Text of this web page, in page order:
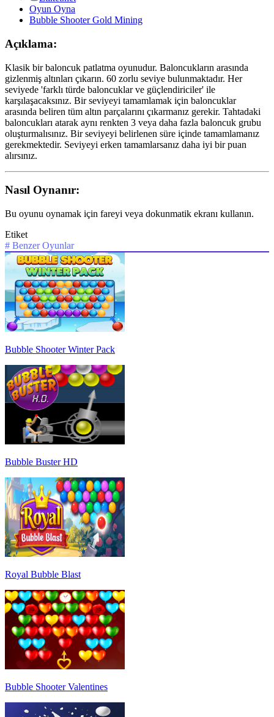
Oyun Oyna
Bubble Shooter Gold Mining
Açıklama:
Klasik bir baloncuk patlatma oyunudur. Baloncukların arasında
gizlenmiş altınları çıkarın. 60 zorlu seviye bulunmaktadır. Her
seviyede 'farklı türde baloncuklar ve güçlendiriciler' ile
karşılaşacaksınız. Bir seviyeyi tamamlamak için baloncuklar
arasında beliren tüm altın parçalarını çıkarmanız gerekir. Tahtadaki
baloncukları atarak aynı renkten 3 veya daha fazla baloncuk grubu
oluşturmalısınız. Bir seviyeyi belirlenen süre içinde tamamlamanız
gerekmektedir. Seviyeyi erken tamamlarsanız daha iyi bir puan
alırsınız.
Nasıl Oynanır:
Bu oyunu oynamak için fareyi veya dokunmatik ekranı kullanın.
Etiket
# Benzer Oyunlar
Bubble Shooter Winter Pack
Bubble Buster HD
Royal Bubble Blast
Bubble Shooter Valentines